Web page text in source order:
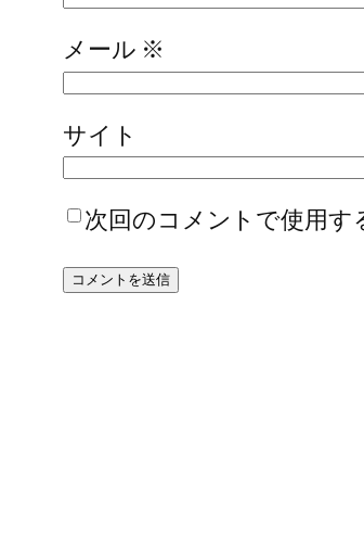
メール ※
サイト
次回のコメントで使用す